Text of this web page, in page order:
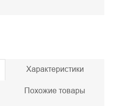
Характеристики
Похожие товары